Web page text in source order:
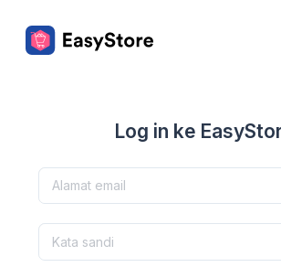
Log in ke